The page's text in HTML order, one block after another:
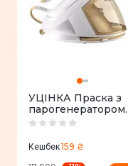
УЦІНКА Праска з
парогенератором
Philips PSG8040/60
Кешбек159 ₴